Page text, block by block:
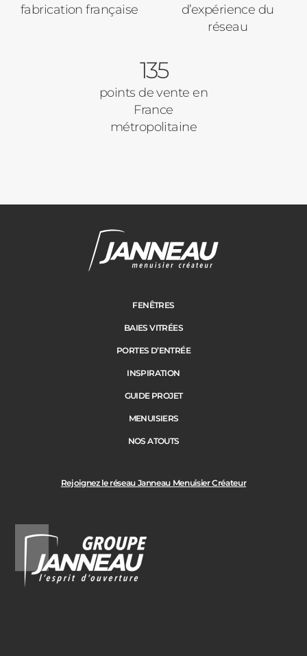
fabrication française
d’expérience du
réseau
135
points de vente en
France
métropolitaine
Rejoignez le réseau Janneau Menuisier Créateur
FENÊTRES
BAIES VITRÉES
PORTES D’ENTRÉE
INSPIRATION
GUIDE PROJET
MENUISIERS
NOS ATOUTS
Janneau Menuisier Créateur